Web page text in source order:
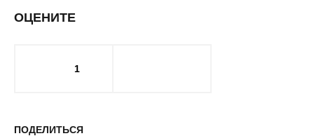
ОЦЕНИТЕ
1
ПОДЕЛИТЬСЯ